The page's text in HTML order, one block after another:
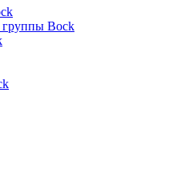
Bock